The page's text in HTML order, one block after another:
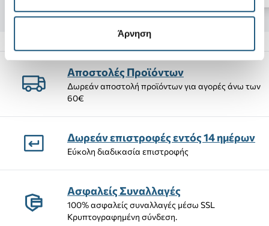
Άρνηση
Αποστολές Προϊόντων
Δωρεάν αποστολή προϊόντων για αγορές άνω των
60€
Δωρεάν επιστροφές εντός 14 ημέρων
Εύκολη διαδικασία επιστροφής
Ασφαλείς Συναλλαγές
100% ασφαλείς συναλλαγές μέσω SSL
Κρυπτογραφημένη σύνδεση.